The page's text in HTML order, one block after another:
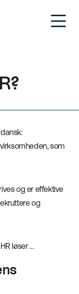
som
og er effektive
og
løser …